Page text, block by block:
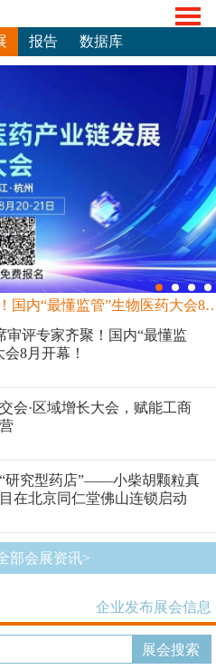
报告 数据库
20+监管与首席审评专家齐聚！国内“最
审评专家齐聚！国内“最懂监
8月开幕！
会·区域增长大会，赋能工商
研究型药店”——小柴胡颗粒真
在北京同仁堂佛山连锁启动
部会展资讯>
企业发布展会信息